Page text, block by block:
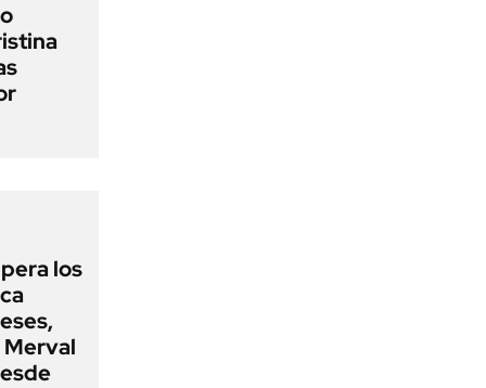
los
Merval